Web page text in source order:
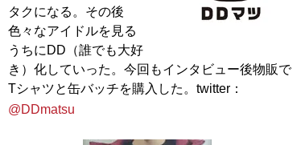
タクになる。その後
色々なアイドルを見る
うちにDD（誰でも大好
き）化していった。今回もインタビュー後物販で
Tシャツと缶バッチを購入した。twitter：
@DDmatsu